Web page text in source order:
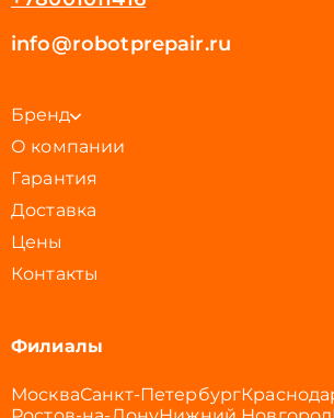
info@robotprepair.ru
Бренд
О компании
Гарантия
Доставка
Цены
Контакты
Филиалы
МоскваСанкт-Петербург